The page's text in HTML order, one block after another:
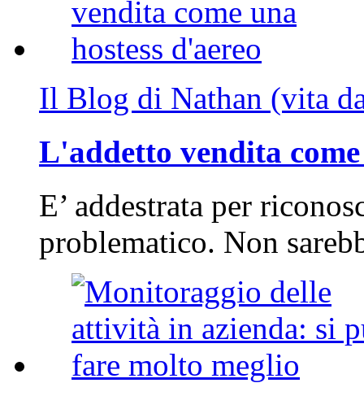
Il Blog di Nathan (vita
L'addetto vendita
E’ addestrata per
problematico. Non